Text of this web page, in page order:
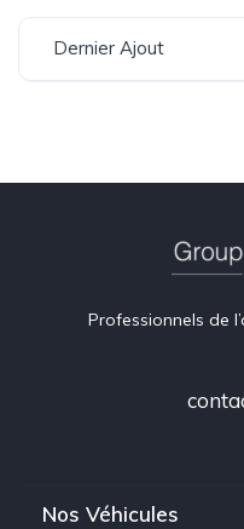
Dernier Ajout
Professionnels de
Nos Véhicules